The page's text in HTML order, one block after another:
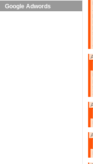
Google Adwords